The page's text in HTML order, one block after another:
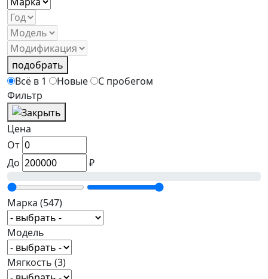
подобрать
Всё в 1
Новые
С пробегом
Фильтр
Цена
От
До
₽
Марка (547)
Модель
Мягкость (3)